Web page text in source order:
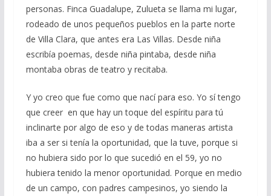
personas. Finca Guadalupe, Zulueta se llama mi lugar,
rodeado de unos pequeños pueblos en la parte norte
de Villa Clara, que antes era Las Villas. Desde niña
escribía poemas, desde niña pintaba, desde niña
montaba obras de teatro y recitaba.
Y yo creo que fue como que nací para eso. Yo sí tengo
que creer en que hay un toque del espíritu para tú
inclinarte por algo de eso y de todas maneras artista
iba a ser si tenía la oportunidad, que la tuve, porque si
no hubiera sido por lo que sucedió en el 59, yo no
hubiera tenido la menor oportunidad. Porque en medio
de un campo, con padres campesinos, yo siendo la